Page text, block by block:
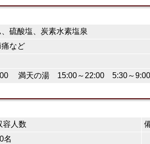
硫酸塩、炭素水素塩泉
など
満天の湯 15:00～22:00 5:30～9:00
容人数
名